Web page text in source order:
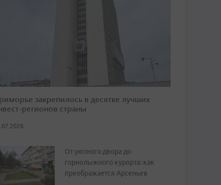
закрепилось в десятке лучших
регионов страны
От уютного двора до
горнолыжного курорта: как
преображается Арсеньев